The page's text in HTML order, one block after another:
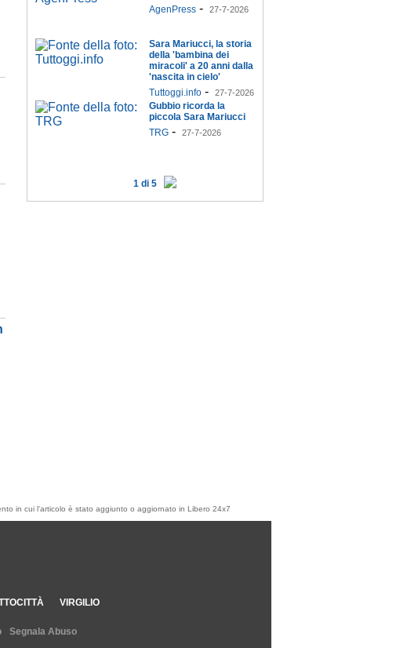
AgenPress - 27-7-2026
Sara Mariucci, la storia
della 'bambina dei
miracoli' a 20 anni dalla
'nascita in cielo'
Tuttoggi.info - 27-7-2026
Gubbio ricorda la
piccola Sara Mariucci
TRG - 27-7-2026
1 di 5
in cui l'articolo è stato aggiunto o aggiornato in Libero 24x7
VIRGILIO
Segnala Abuso